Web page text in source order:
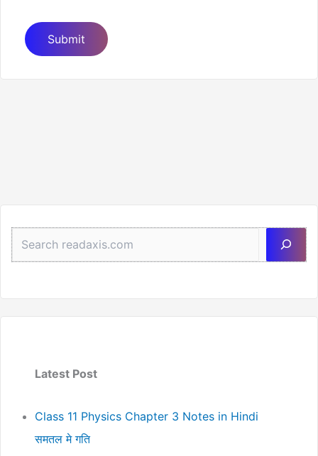
Latest Post
Class 11 Physics Chapter 3 Notes in Hindi
समतल मे गति